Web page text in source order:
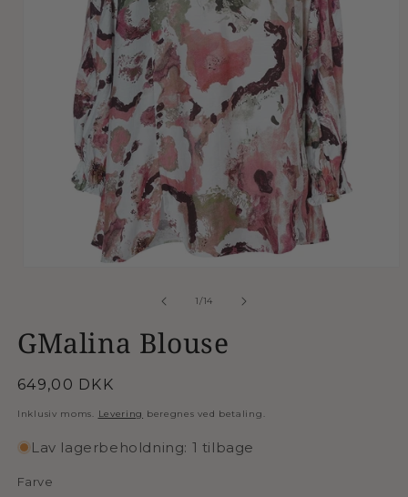
1/af
14
GMalina Blouse
Normalpris
649,00 DKK
Inklusiv moms. Levering beregnes ved betaling.
Lav lagerbeholdning: 1 tilbage
Farve